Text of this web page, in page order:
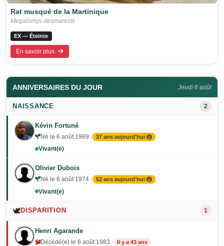
Rat musqué de la Martinique
Megalomys desmarestii
EX — Éteinte
En savoir plus
ANNIVERSAIRES DU JOUR Jeudi 6 août
NAISSANCE 2
Kévin Fortuné
Né le 6 août 1989 · 37 ans aujourd'hui 🎂
Vivant(e)
Olivier Dubois
Né le 6 août 1974 · 52 ans aujourd'hui 🎂
Vivant(e)
🕊️DISPARITION 1
Henri Agarande
Décédé(e) le 6 août 1983 · Il y a 43 ans